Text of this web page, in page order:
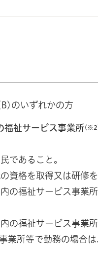
のいずれかの方
福祉サービス事業所
あること。
格を取得又は研修を
福祉サービス事業所
福祉サービス事業所
所等で勤務の場合は